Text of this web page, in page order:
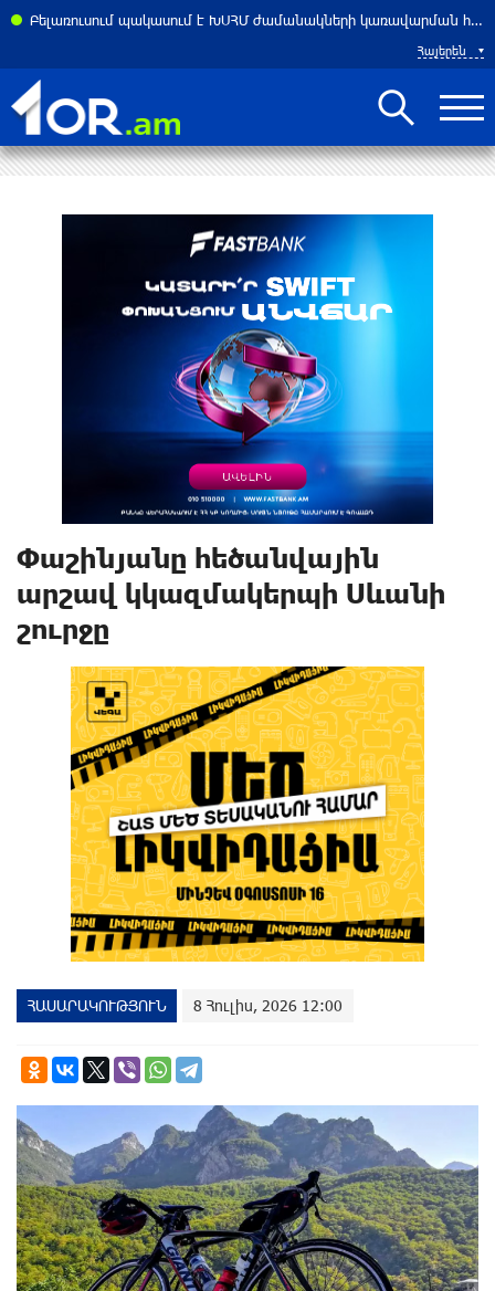
Բելառուսում պակասում է ԽՍՀՄ ժամանակների կառավարման համակարգը․ Լուկաշենկո
Հայերեն
Փաշինյանը հեծանվային
արշավ կկազմակերպի Սևանի
շուրջը
ՀԱՍԱՐԱԿՈՒԹՅՈՒՆ 8 Հուլիս, 2026 12:00